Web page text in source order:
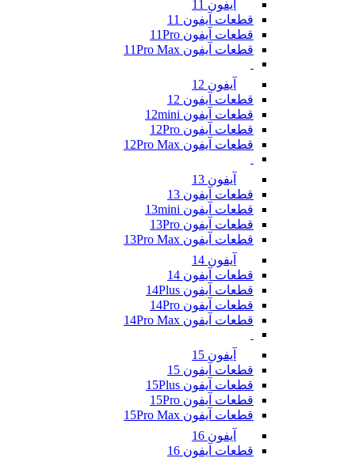
آیفون 11
قطعات آیفون 11
قطعات آیفون 11Pro
قطعات آیفون 11Pro Max
آیفون 12
قطعات آیفون 12
قطعات آیفون 12mini
قطعات آیفون 12Pro
قطعات آیفون 12Pro Max
آیفون 13
قطعات آیفون 13
قطعات آیفون 13mini
قطعات آیفون 13Pro
قطعات آیفون 13Pro Max
آیفون 14
قطعات آیفون 14
قطعات آیفون 14Plus
قطعات آیفون 14Pro
قطعات آیفون 14Pro Max
آیفون 15
قطعات آیفون 15
قطعات آیفون 15Plus
قطعات آیفون 15Pro
قطعات آیفون 15Pro Max
آیفون 16
قطعات آیفون 16